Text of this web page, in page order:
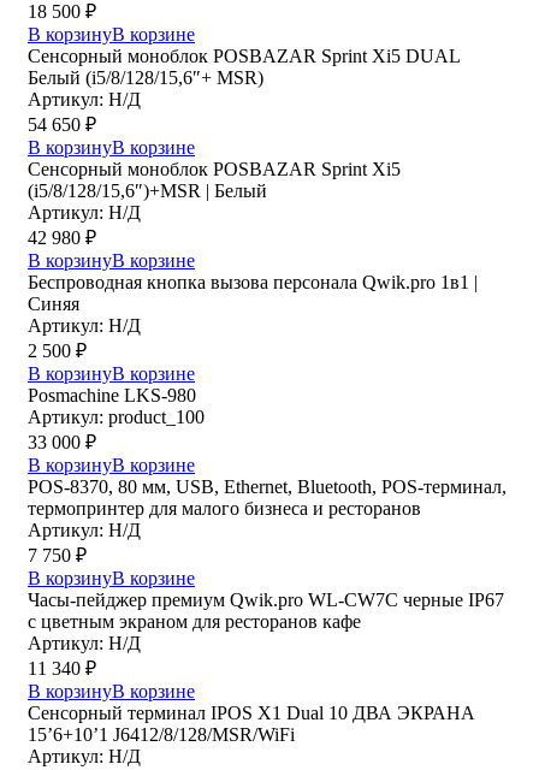
18 500 ₽
В корзинуВ корзине
Сенсорный моноблок POSBAZAR Sprint Хi5 DUAL
Белый (i5/8/128/15,6″+ MSR)
Артикул: Н/Д
54 650 ₽
В корзинуВ корзине
Сенсорный моноблок POSBAZAR Sprint Хi5
(i5/8/128/15,6″)+MSR | Белый
Артикул: Н/Д
42 980 ₽
В корзинуВ корзине
Беспроводная кнопка вызова персонала Qwik.pro 1в1 |
Cиняя
Артикул: Н/Д
2 500 ₽
В корзинуВ корзине
Posmaсhine LKS-980
Артикул: product_100
33 000 ₽
В корзинуВ корзине
POS-8370, 80 мм, USB, Ethernet, Bluetooth, POS-терминал,
термопринтер для малого бизнеса и ресторанов
Артикул: Н/Д
7 750 ₽
В корзинуВ корзине
Часы-пейджер премиум Qwik.pro WL-CW7C черные IP67
с цветным экраном для ресторанов кафе
Артикул: Н/Д
11 340 ₽
В корзинуВ корзине
Сенсорный терминал IPOS X1 Dual 10 ДВА ЭКРАНА
15’6+10’1 J6412/8/128/MSR/WiFi
Артикул: Н/Д